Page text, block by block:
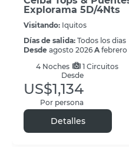
Explorama 5D/4Nts
Visitando: Iquitos
Días de salida: Todos los dias
Desde agosto 2026 A febrero
4 Noches 1 Circuitos
Desde
US$1,134
Por persona
Detalles